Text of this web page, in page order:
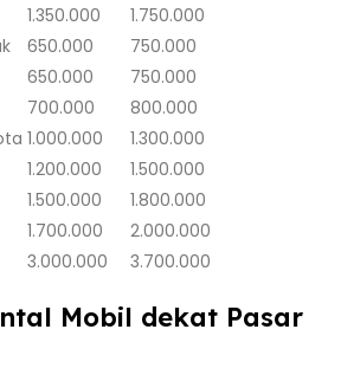
1.350.000
1.750.000
650.000
750.000
650.000
750.000
700.000
800.000
1.000.000
1.300.000
1.200.000
1.500.000
1.500.000
1.800.000
1.700.000
2.000.000
3.000.000 3.700.000
Mobil dekat Pasar